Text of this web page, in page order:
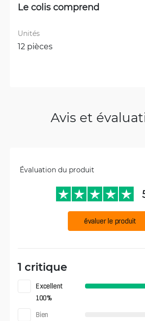
Le colis comprend
Unités
12 pièces
Avis et
Évaluation du produit
évaluer le produit
1 critique
Excellent
100%
Bien